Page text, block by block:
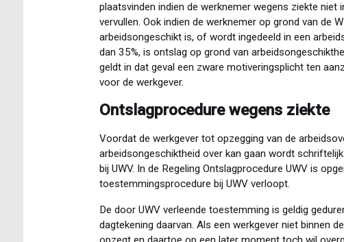
plaatsvinden indien de werknemer wegens ziekte niet
vervullen. Ook indien de werknemer op grond van de
arbeidsongeschikt is, of wordt ingedeeld in een
dan 35%, is ontslag op grond van
geldt in dat geval een zware motiveringsplicht ten
voor de werkgever.
Ontslagprocedure wegens ziekte
Voordat de werkgever tot opzegging van de
arbeidsongeschiktheid over kan gaan wordt
bij UWV. In de Regeling Ontslagprocedure UWV is
toestemmingsprocedure bij UWV verloopt.
De door UWV verleende toestemming is geldig
dagtekening daarvan. Als een werkgever niet binnen